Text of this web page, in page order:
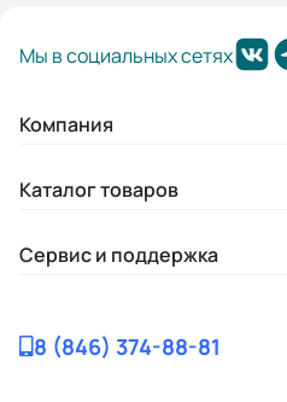
Мы в социальных сетях
Компания
Каталог товаров
Сервис и поддержка
8 (846) 374-88-81